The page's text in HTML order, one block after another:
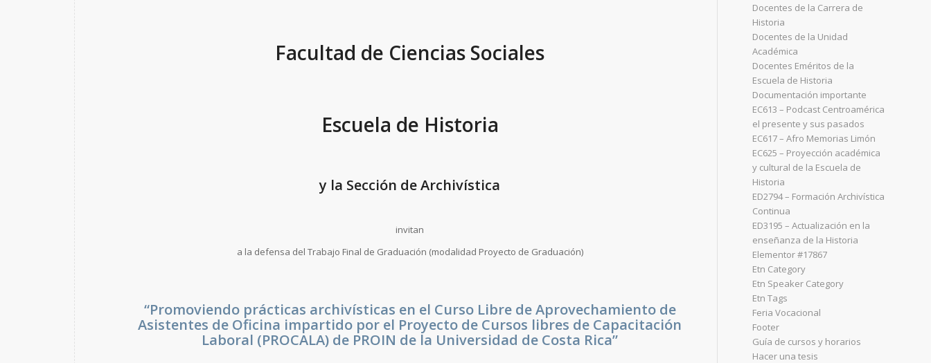
Facultad de Ciencias Sociales
Escuela de Historia
y la Sección de Archivística
invitan
a la defensa del Trabajo Final de Graduación (modalidad Proyecto de Graduación)
“Promoviendo prácticas archivísticas en el Curso Libre de Aprovechamiento de
Asistentes de Oficina impartido por el Proyecto de Cursos libres de Capacitación
Laboral (PROCALA) de PROIN de la Universidad de Costa Rica”
Docentes de la Carrera de
Historia
Docentes de la Unidad
Académica
Docentes Eméritos de la
Escuela de Historia
Documentación importante
EC613 – Podcast Centroamérica
el presente y sus pasados
EC617 – Afro Memorias Limón
EC625 – Proyección académica
y cultural de la Escuela de
Historia
ED2794 – Formación Archivística
Continua
ED3195 – Actualización en la
enseñanza de la Historia
Elementor #17867
Etn Category
Etn Speaker Category
Etn Tags
Feria Vocacional
Footer
Guía de cursos y horarios
Hacer una tesis